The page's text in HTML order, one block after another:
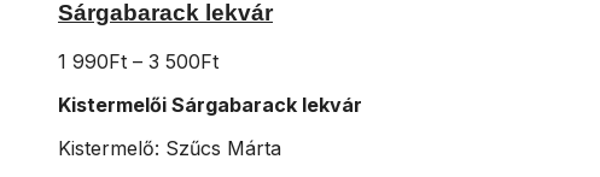
Sárgabarack lekvár
1 990Ft – 3 500Ft
Kistermelői Sárgabarack lekvár
Kistermelő: Szűcs Márta